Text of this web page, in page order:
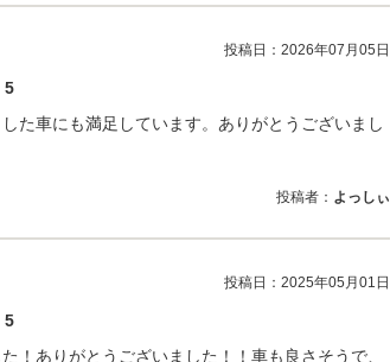
投稿日： 2026年07月05日
5
た車にも満足しています。ありがとうございまし
投稿者： よっしぃ
投稿日： 2025年05月01日
5
！ありがとうございました！！車も良さそうで、